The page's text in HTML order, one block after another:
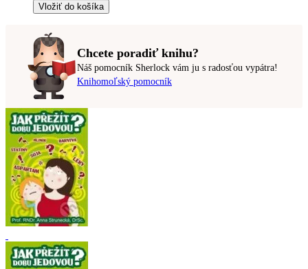
Vložiť do košíka
Chcete poradiť knihu?
Náš pomocník Sherlock vám ju s radosťou vypátra!
Knihomoľský pomocník